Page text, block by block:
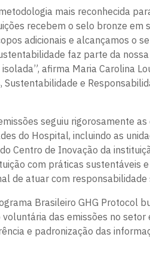
mais reconhecida
recebem o selo bronze em
adicionais e alcançamos o
faz parte da
afirma Maria Carolina
Sustentabilidade e
seguiu rigorosamente
do Hospital, incluindo as
Centro de Inovação da
com práticas sustentáveis
de atuar com
Brasileiro GHG Protocol
voluntária das emissões no
e padronização das